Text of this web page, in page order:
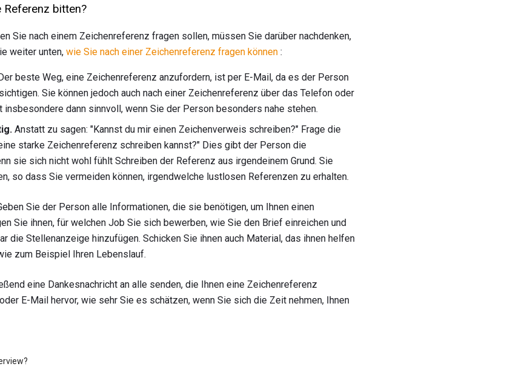
Referenz bitten?
Sie nach einem Zeichenreferenz fragen sollen, müssen Sie darüber nachdenken,
weiter unten, wie Sie nach einer Zeichenreferenz fragen können :
beste Weg, eine Zeichenreferenz anzufordern, ist per E-Mail, da es der Person
Sie können jedoch auch nach einer Zeichenreferenz über das Telefon oder
dann sinnvoll, wenn Sie der Person besonders nahe stehen.
Anstatt zu sagen: "Kannst du mir einen Zeichenverweis schreiben?" Frage die
starke Zeichenreferenz schreiben kannst?" Dies gibt der Person die
sie sich nicht wohl fühlt Schreiben der Referenz aus irgendeinem Grund. Sie
so dass Sie vermeiden können, irgendwelche lustlosen Referenzen zu erhalten.
Sie der Person alle Informationen, die sie benötigen, um Ihnen einen
Sie ihnen, für welchen Job Sie sich bewerben, wie Sie den Brief einreichen und
die Stellenanzeige hinzufügen. Schicken Sie ihnen auch Material, das ihnen helfen
zum Beispiel Ihren Lebenslauf.
eine Dankesnachricht an alle senden, die Ihnen eine Zeichenreferenz
E-Mail hervor, wie sehr Sie es schätzen, wenn Sie sich die Zeit nehmen, Ihnen